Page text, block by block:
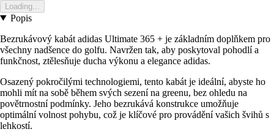
Loading...
Popis
Bezrukávový kabát adidas Ultimate 365 + je základním doplňkem pro
všechny nadšence do golfu. Navržen tak, aby poskytoval pohodlí a
funkčnost, ztělesňuje ducha výkonu a elegance adidas.
Osazený pokročilými technologiemi, tento kabát je ideální, abyste ho
mohli mít na sobě během svých sezení na greenu, bez ohledu na
povětrnostní podmínky. Jeho bezrukává konstrukce umožňuje
optimální volnost pohybu, což je klíčové pro provádění vašich švihů s
lehkostí.